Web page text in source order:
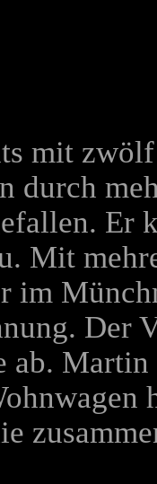
mit
durch
Er
Mit
im
Der
ab.